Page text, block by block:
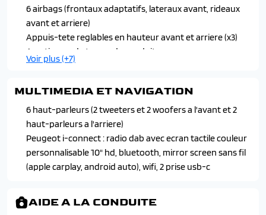
arriere
Direction assistee electrique
Eclairage interieur a led
Eclairage polyambient 8 couleurs
Leve-vitres avant et arriere electriques, sequentiels et
Plancher de coffre
Retroviseur interieur electrochrome avec cadre
Siege conducteur avec reglage manuel en hauteur
Vitres laterales arriere et lunette arriere surteintees
Volant reglable en hauteur et profondeur
6 airbags (frontaux adaptatifs, lateraux avant, rideaux
avant et arriere)
Appuis-tete reglables en hauteur avant et arriere (x3)
Avertisseur de temps de conduite
Detection de sous gonflage indirecte
Fixations suivant norme isofix et top tether avec
etiquettes de localisation aux portes laterales arriere
Kit de depannage pneumatique avec conditionnement
rigide
Programme de stabilite (esc) avec antipatinage des
roues (asr), antiblocage des roues (abs), repartiteur
controle de stabilite de la remorque
Voir plus (+7)
MULTIMEDIA ET NAVIGATION
6 haut-parleurs (2 tweeters et 2 woofers a l'avant et 2
haut-parleurs a l'arriere)
Peugeot i-connect : radio dab avec ecran tactile couleur
personnalisable 10" hd, bluetooth, mirror screen sans fil
(apple carplay, android auto), wifi, 2 prise usb-c
AIDE A LA CONDUITE